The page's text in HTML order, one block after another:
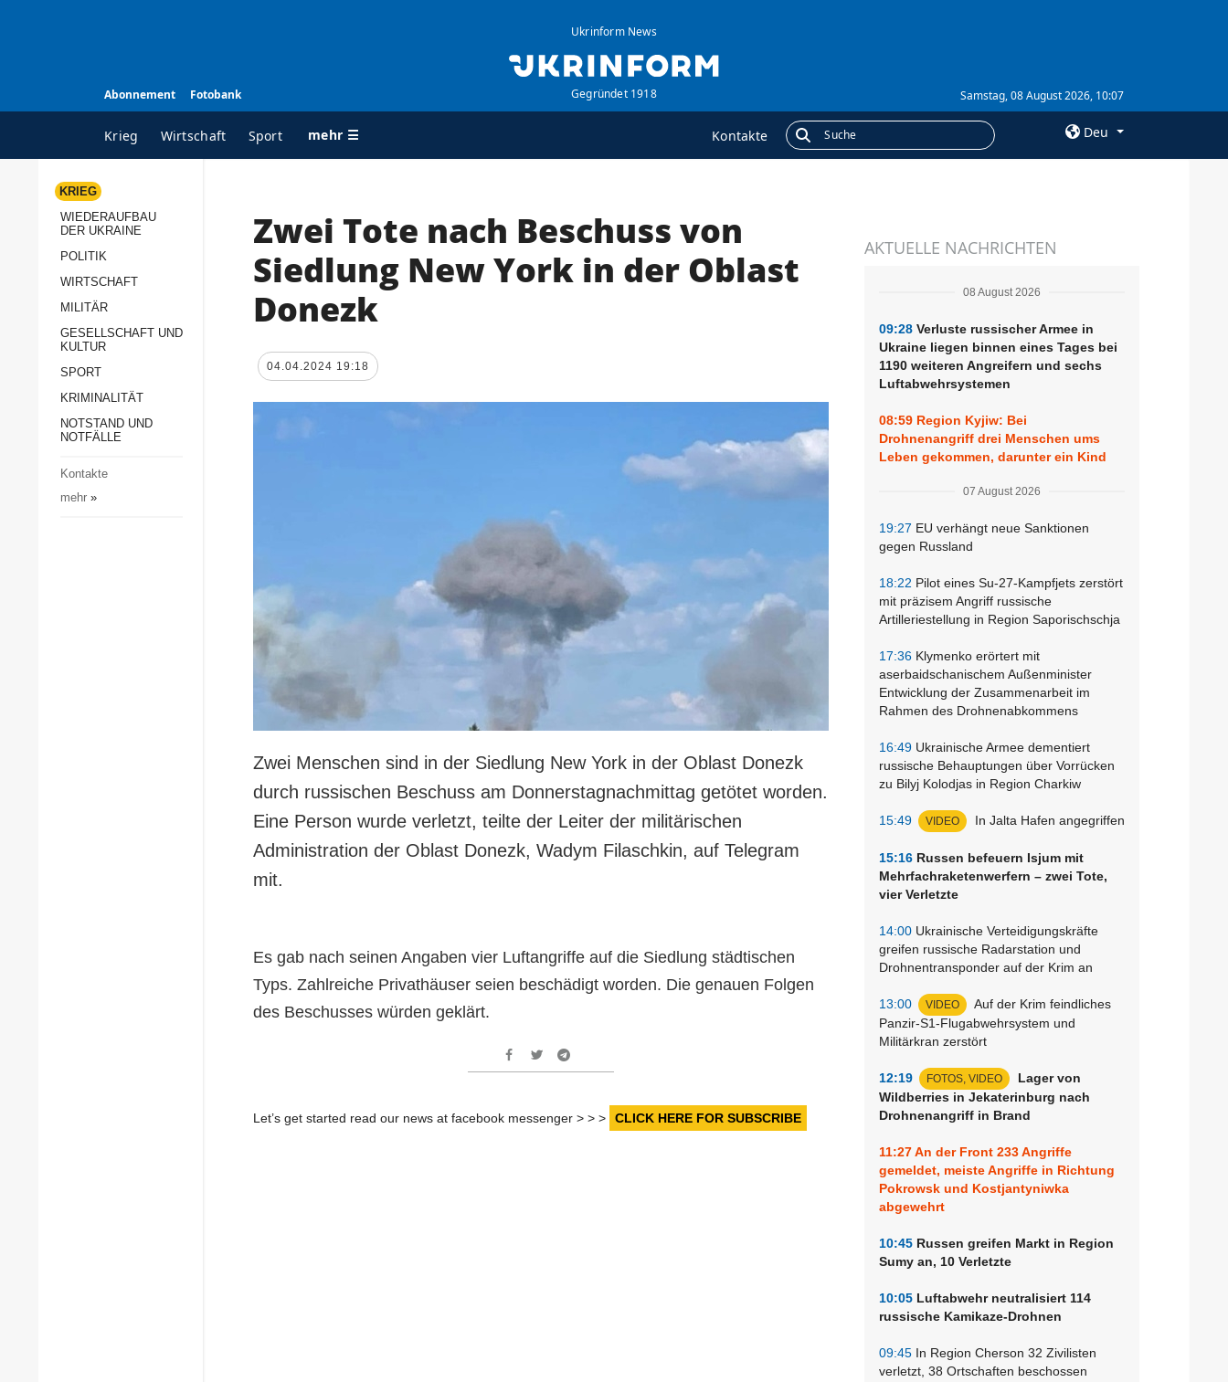
Abonnement Fotobank
Ukrinform News
Gegründet 1918 Samstag, 08 August 2026, 10:07
Krieg Wirtschaft Sport mehr ☰ Kontakte Deu
ALLE RUBRIKEN
Wiederaufbau der
Politik
Militär
Gesellschaft und Kultur
AGENTUR
Kontakte
Daten
ZUSÄTZLICH
Veröffentlichungen
Interview
Abonnement
KRIEG
WIEDERAUFBAU
DER UKRAINE
POLITIK
WIRTSCHAFT
MILITÄR
GESELLSCHAFT UND
KULTUR
SPORT
KRIMINALITÄT
NOTSTAND UND
NOTFÄLLE
Kontakte
mehr»
AKTUELLE NACHRICHTEN
08 August 2026
09:28 Verluste russischer Armee in
Ukraine liegen binnen eines Tages bei
1190 weiteren Angreifern und sechs
Luftabwehrsystemen
08:59 Region Kyjiw: Bei
Drohnenangriff drei Menschen ums
Leben gekommen, darunter ein Kind
07 August 2026
19:27 EU verhängt neue Sanktionen
gegen Russland
18:22 Pilot eines Su-27-Kampfjets zerstört
mit präzisem Angriff russische
Artilleriestellung in Region Saporischschja
17:36 Klymenko erörtert mit
aserbaidschanischem Außenminister
Entwicklung der Zusammenarbeit im
Rahmen des Drohnenabkommens
16:49 Ukrainische Armee dementiert
russische Behauptungen über Vorrücken
zu Bilyj Kolodjas in Region Charkiw
15:49 VIDEO In Jalta Hafen angegriffen
15:16 Russen befeuern Isjum mit
Mehrfachraketenwerfern – zwei Tote,
vier Verletzte
14:00 Ukrainische Verteidigungskräfte
greifen russische Radarstation und
Drohnentransponder auf der Krim an
13:00 VIDEO
Auf der Krim feindliches
Panzir-S1-Flugabwehrsystem und
Militärkran zerstört
12:19 FOTOS, VIDEO
Lager von
Wildberries in Jekaterinburg nach
Drohnenangriff in Brand
11:27An der Front 233 Angriffe
gemeldet, meiste Angriffe in Richtung
Pokrowsk und Kostjantyniwka
abgewehrt
10:45 Russen greifen Markt in Region
Sumy an, 10 Verletzte
10:05 Luftabwehr neutralisiert 114
russische Kamikaze-Drohnen
09:45 In Region Cherson 32 Zivilisten
verletzt, 38 Ortschaften beschossen
Zwei Tote nach Beschuss von
Siedlung New York in der Oblast
Donezk
04.04.2024 19:18
Zwei Menschen sind in der Siedlung New York in der Oblast Donezk
durch russischen Beschuss am Donnerstagnachmittag getötet worden.
Eine Person wurde verletzt, teilte der Leiter der militärischen
Administration der Oblast Donezk, Wadym Filaschkin, auf Telegram
mit.
Es gab nach seinen Angaben vier Luftangriffe auf die Siedlung städtischen
Typs. Zahlreiche Privathäuser seien beschädigt worden. Die genauen Folgen
des Beschusses würden geklärt.
Let’s get started read our news at facebook messenger > > > CLICK HERE FOR SUBSCRIBE